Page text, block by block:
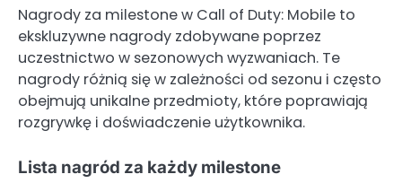
Nagrody za milestone w Call of Duty: Mobile to
ekskluzywne nagrody zdobywane poprzez
uczestnictwo w sezonowych wyzwaniach. Te
nagrody różnią się w zależności od sezonu i często
obejmują unikalne przedmioty, które poprawiają
rozgrywkę i doświadczenie użytkownika.
Lista nagród za każdy milestone